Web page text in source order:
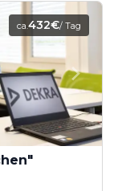
ca.432€/ Tag